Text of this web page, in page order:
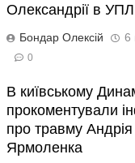
Олександрії в УПЛ
Бондар Олексій 6
0
В київському
прокоментували
про травму Андрія
Ярмоленка